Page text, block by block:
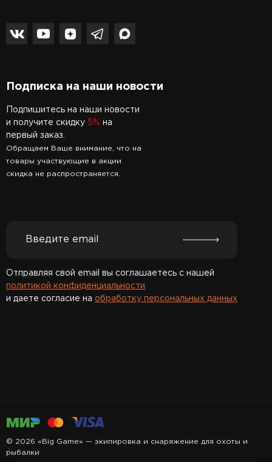
Подписка на наши новости
Подпишитесь на наши новости
и получите скидку 5% на
первый заказ.
Обращаем Ваше внимание, что на
товары участвующие в акции
скидка не распространяется.
Отправляя свой email вы соглашаетесь с нашей
политикой конфиденциальности
и даете согласие на обработку персональных данных
© 2026 «Big Game» — экипировка и снаряжение для охоты и
рыбалки